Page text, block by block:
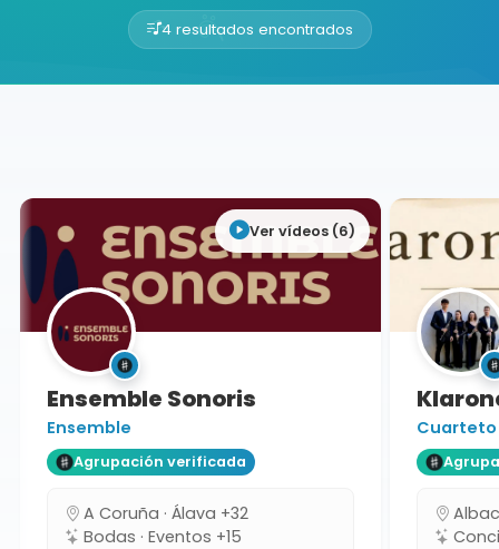
4 resultados encontrados
Buscador de músicos
Ver vídeos (6)
Ensemble Sonoris
Ensemble
Agrupación verificada
A Coruña · Álava +32
Bodas · Eventos +15
Cuarteto